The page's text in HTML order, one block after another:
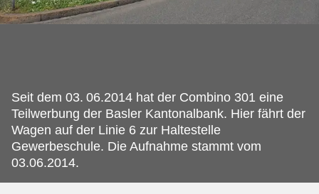
Seit dem 03. 06.2014 hat der Combino 301 eine
Teilwerbung der Basler Kantonalbank. Hier fährt der
Wagen auf der Linie 6 zur Haltestelle
Gewerbeschule. Die Aufnahme stammt vom
03.06.2014.